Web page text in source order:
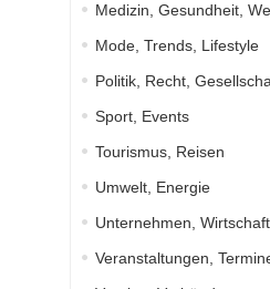
Medizin, Gesundheit,
Mode, Trends, Lifestyle
Politik, Recht,
Sport, Events
Tourismus, Reisen
Umwelt, Energie
Unternehmen,
Veranstaltungen,